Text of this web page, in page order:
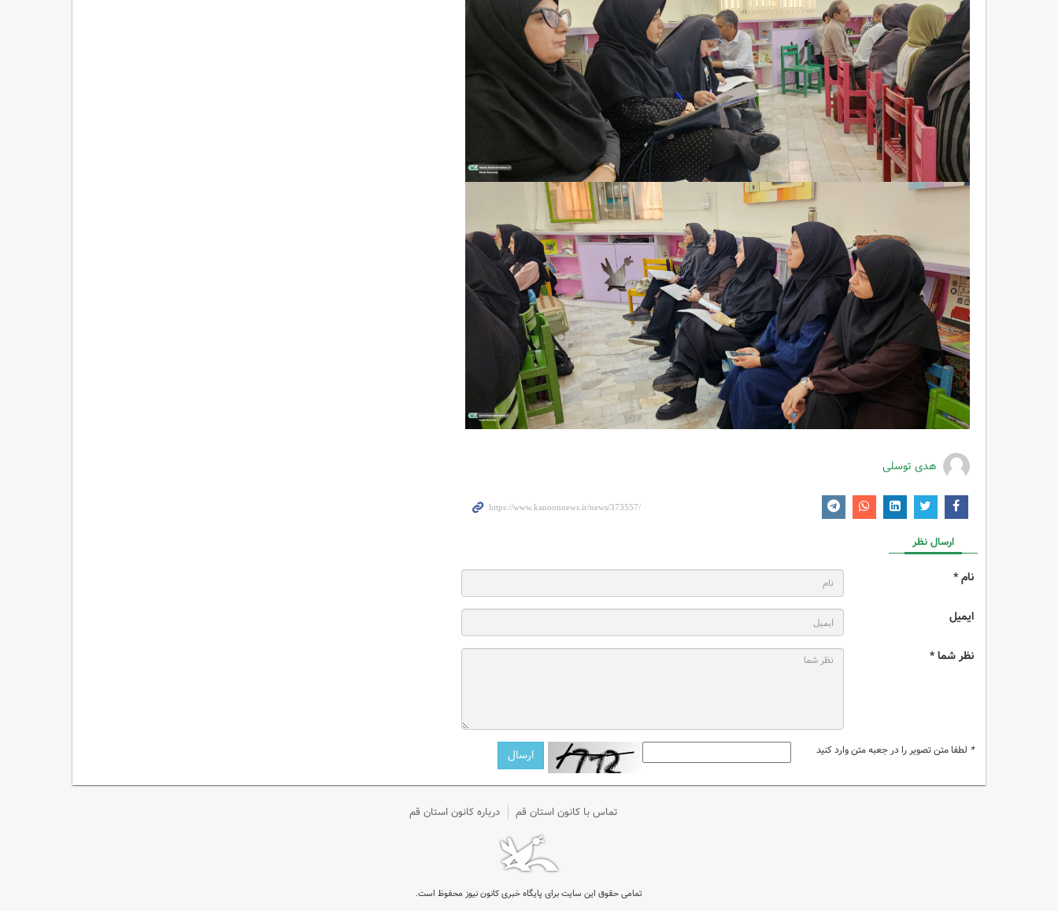
هدی توسلی
ارسال نظر
نام *
ایمیل
نظر شما *
* لطفا متن تصویر را در جعبه متن وارد کنید
تماس با کانون استان قم درباره کانون استان قم
تمامی حقوق این سایت برای پایگاه خبری کانون نیوز محفوظ است.